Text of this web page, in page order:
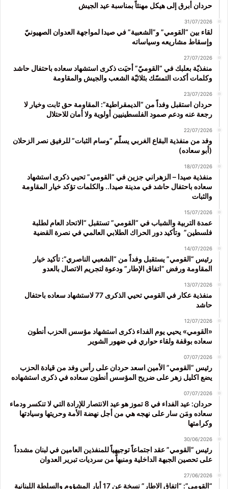
حردان أبرق إلى هيكل مهنئاً بمناسبة عيد الجيش
31/07/2026
لقاء بين “القومي” و”الشعبية” في صيدا لمواجهة العدوان الصهيونيّ
وإسقاط مشاريعه وسياساته
27/07/2026
منفذيّة بعلبك في “القوميّ” أحيَت ذكرى استشهاد سعاده باحتفال حاشد
وكلمات أكدت التمسّك بثلاثيّة الشعب والجيش والمقاومة
23/07/2026
حردان استقبل وفداً من “الديمقراطية”: المقاومة حق ثابت وخيار لا
رجعة عنه ودعم صمود الفلسطينيين أولوية ولا أمان للاحتلال
22/07/2026
وفد من منفذية البقاع الغربي يسلّم “وسام الثبات” للرفيق نصر الزحلان
(أبو سعاده)
18/07/2026
منفذية صيدا – الزهراني جزين في “القومي” تحيي ذكرى استشهاد
سعاده باحتفال حاشد في مدينة صيدا.. والكلمات تؤكد خيار المقاومة
والثبات
15/07/2026
عمدة التربية والشباب في “القومي” تستقبل “الاتحاد العام لطلبة
فلسطين” وتأكيد دور الحراك الطلابي العالمي في نصرة القضية
14/07/2026
رئيس “القومي” يستقبل وفداً من “الشعبي الناصري”: تأكيد خيار
المقاومة ورفض “اتفاق الإطار” ودعوة لتجريم الاتصال بالعدو
13/07/2026
منفذية عكار في القومي تحيي الذكرى 77 لاستشهاد سعاده باحتفال
حاشد
12/07/2026
«القومي» يحيي يوم الفداء ذكرى استشهاد مؤسس الحزب أنطون
سعاده بوقفة ولقاء حواري في ضهور الشوير
07/07/2026
رئيس “القومي” الأمين اسعد حردان على رأس وفد من قيادة الحزب
يضع اكليل زهر على ضريح المؤسس أنطون سعاده في ذكرى استشهاده
07/07/2026
حردان: عيد الفداء في 8 تموز هو عيد الانتصار للإرادة التي لا تنكسر ودماء
سعاده ومَن سار على نهجه هي من أجل نهضة الأمة وحريتها وسيادتها
وكرامتها
30/06/2026
رئيس “القومي” عقد اجتماعاً توجيهياً للمنفذين العامين في لبنان مشدداً
على تحصين الجبهة الداخلية ومنبهاً من سرديات تبرير العدوان
27/06/2026
“القومي”: “اتفاق الاطار” نسخة عن 17 أيار المشؤوم والسلطة اللبنانية